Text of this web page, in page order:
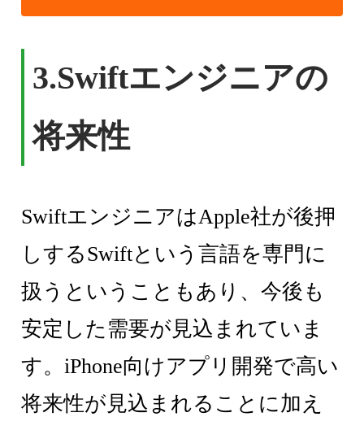
3.Swiftエンジニアの
将来性
SwiftエンジニアはApple社が後押
しするSwiftという言語を専門に
扱うということもあり、今後も
安定した需要が見込まれていま
す。iPhone向けアプリ開発で高い
将来性が見込まれることに加え